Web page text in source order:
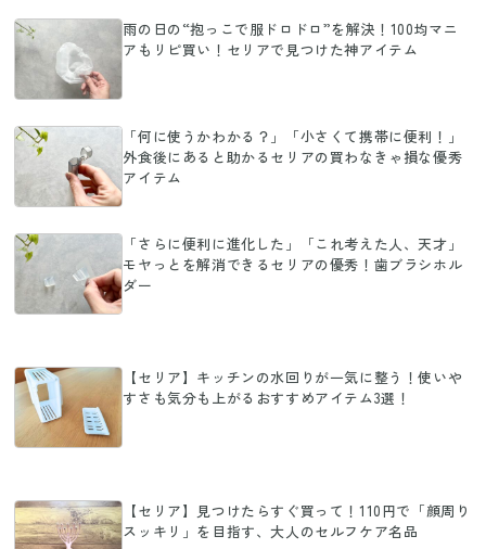
雨の日の“抱っこで服ドロドロ”を解決！100均マニ
アもリピ買い！セリアで見つけた神アイテム
「何に使うかわかる？」「小さくて携帯に便利！」
外食後にあると助かるセリアの買わなきゃ損な優秀
アイテム
「さらに便利に進化した」「これ考えた人、天才」
モヤっとを解消できるセリアの優秀！歯ブラシホル
ダー
【セリア】キッチンの水回りが一気に整う！使いや
すさも気分も上がるおすすめアイテム3選！
【セリア】見つけたらすぐ買って！110円で「顔周り
スッキリ」を目指す、大人のセルフケア名品